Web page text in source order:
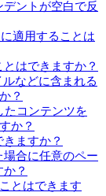
ントが空白で反
適用することは
はできますか？
などに含まれる
？
たコンテンツを
か？
ますか？
合に任意のペー
？
とはできます